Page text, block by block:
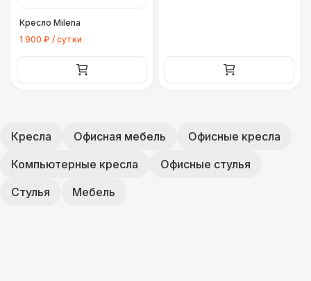
Кресло Milena
1 900 ₽ / сутки
Кресла Офисная мебель
Офисные кресла
Компьютерные кресла
Офисные стулья
Стулья
Мебель